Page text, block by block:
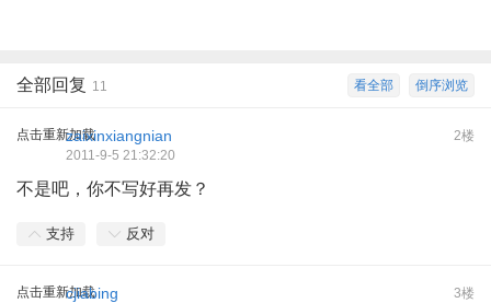
倒序浏览
看全部
全部回复 11
点击重新加载 2楼
zaixinxiangnian
2011-9-5 21:32:20
不是吧，你不写好再发？
支持 反对
点击重新加载 3楼
cjiabing